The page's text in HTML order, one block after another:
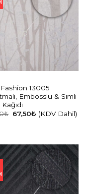
13005
Embosslu & Simli
₺ Orijinal
fiyat:
67,50₺Şu
andaki
(KDV Dahil)